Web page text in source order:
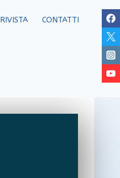
RIVISTA CONTATTI